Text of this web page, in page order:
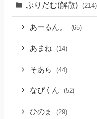
ぷりだむ(解散) (214)
あーるん。 (65)
あまね (14)
そあら (44)
なぴくん (52)
ひのま (29)